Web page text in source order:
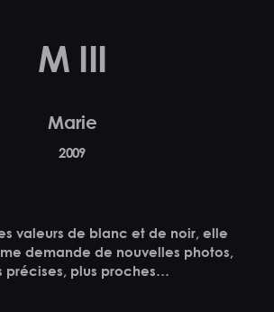
M III
Marie
2009
valeurs de blanc et de noir, elle
demande de nouvelles photos,
précises, plus proches…